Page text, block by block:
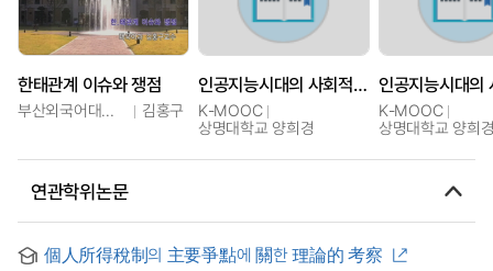
한태관계 이슈와 쟁점
부산외국어대학교 김홍구
인공지능시대의 사회적 쟁점
K-MOOC
상명대학교 양희경
K-MOOC
상명대학교 양희
연관학위논문
個人所得稅制의 主要爭點에 關한 理論的 考察